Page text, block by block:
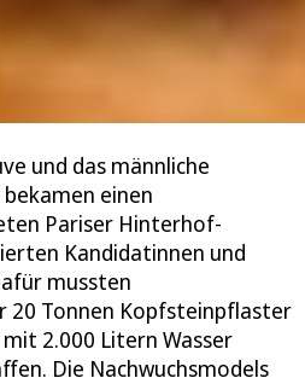
und das männliche
einen
Pariser Hinterhof-
Kandidatinnen und
mussten
Tonnen Kopfsteinpflaster
2.000 Litern Wasser
Die Nachwuchsmodels